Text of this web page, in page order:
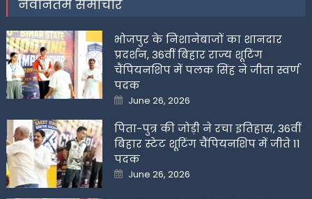
नवीनतम समाचार
भोजपुर के निशानेबाजों का शानदार
प्रदर्शन, 36वीं बिहार राज्य शूटिंग
चैंपियनशिप में पलक सिंह ने जीता स्वर्ण
पदक
Posted
on
June 26, 2026
पिता-पुत्र की जोड़ी ने रचा इतिहास, 36वीं
बिहार स्टेट शूटिंग चैंपियनशिप में जीते 11
पदक
Posted
on
June 26, 2026